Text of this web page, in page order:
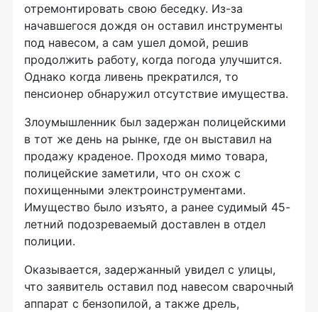
отремонтировать свою беседку. Из-за
начавшегося дождя он оставил инструменты
под навесом, а сам ушел домой, решив
продолжить работу, когда погода улучшится.
Однако когда ливень прекратился, то
пенсионер обнаружил отсутствие имущества.
Злоумышленник был задержан полицейскими
в тот же день на рынке, где он выставил на
продажу краденое. Проходя мимо товара,
полицейские заметили, что он схож с
похищенными электроинструментами.
Имущество было изъято, а ранее судимый 45-
летний подозреваемый доставлен в отдел
полиции.
Оказывается, задержанный увидел с улицы,
что заявитель оставил под навесом сварочный
аппарат с бензопилой, а также дрель,